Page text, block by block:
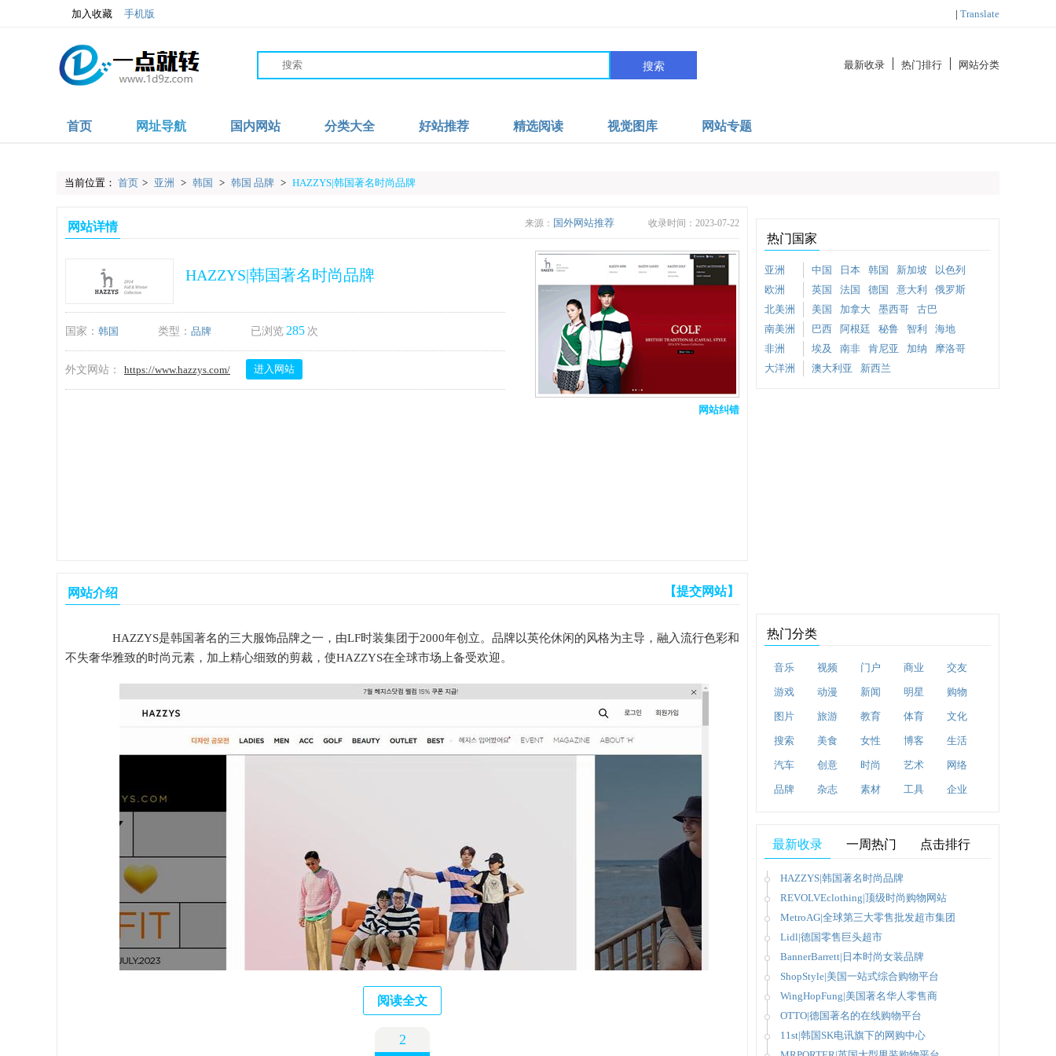
加入收藏 手机版 | Translate
搜索 最新收录 热门排行 网站分类
首页 网址导航 国内网站 分类大全 好站推荐 精选阅读 视觉图库 网站专题
当前位置： 首页 > 亚洲 > 韩国 > 韩国 品牌 > HAZZYS|韩国著名时尚品牌
网站详情 来源： 国外网站推荐 收录时间：2023-07-22
HAZZYS|韩国著名时尚品牌
国家： 韩国 类型： 品牌 已浏览 285 次
外文网站： https://www.hazzys.com/ 进入网站
网站纠错
网站介绍 【提交网站】
HAZZYS是韩国著名的三大服饰品牌之一，由LF时装集团于2000年创立。品牌以英伦休闲的风格为主导，融入流行色彩和
不失奢华雅致的时尚元素，加上精心细致的剪裁，使HAZZYS在全球市场上备受欢迎。
阅读全文
2
热门国家
亚洲 中国 日本 韩国 新加坡
以色列
欧洲
英国 法国 德国 意大利
俄罗斯
北美洲
美国 加拿大 墨西哥
古巴
南美洲
巴西 阿根廷 秘鲁 智利
海地
非洲
埃及 南非 肯尼亚 加纳
摩洛哥
大洋洲
澳大利亚 新西兰
热门分类
音乐 视频 门户 商业 交友
游戏 动漫 新闻 明星 购物
图片 旅游 教育 体育 文化
搜索 美食 女性 博客 生活
汽车 创意 时尚 艺术 网络
品牌 杂志 素材 工具 企业
最新收录 一周热门 点击排行
HAZZYS|韩国著名时尚品牌
REVOLVEclothing|顶级时尚购物网站
MetroAG|全球第三大零售批发超市集团
Lidl|德国零售巨头超市
BannerBarrett|日本时尚女装品牌
ShopStyle|美国一站式综合购物平台
WingHopFung|美国著名华人零售商
OTTO|德国著名的在线购物平台
11st|韩国SK电讯旗下的网购中心